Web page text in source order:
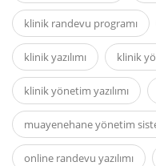
klinik randevu programı
klinik yazılımı klinik
klinik yönetim yazılımı
muayenehane yönetim
online randevu yazılımı